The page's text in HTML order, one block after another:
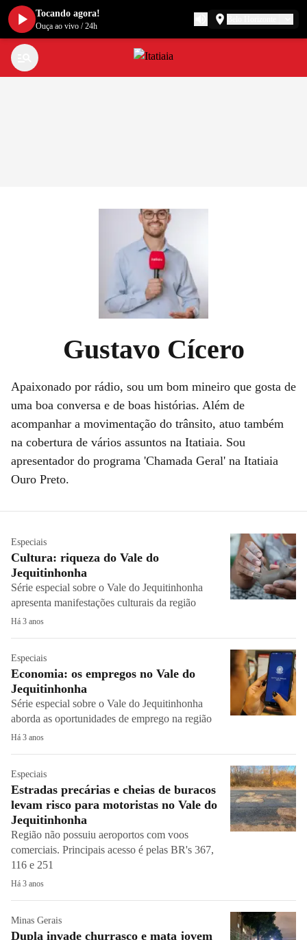
Gustavo Cícero
Apaixonado por rádio, sou um bom mineiro que gosta de
uma boa conversa e de boas histórias. Além de
acompanhar a movimentação do trânsito, atuo também
na cobertura de vários assuntos na Itatiaia. Sou
apresentador do programa 'Chamada Geral' na Itatiaia
Ouro Preto.
Especiais
Cultura: riqueza do Vale do
Jequitinhonha
Série especial sobre o Vale do Jequitinhonha
apresenta manifestações culturais da região
Há 3 anos
Especiais
Economia: os empregos no Vale do
Jequitinhonha
Série especial sobre o Vale do Jequitinhonha
aborda as oportunidades de emprego na região
Há 3 anos
Especiais
Estradas precárias e cheias de buracos
levam risco para motoristas no Vale do
Jequitinhonha
Região não possuiu aeroportos com voos
comerciais. Principais acesso é pelas BR's 367,
116 e 251
Há 3 anos
Minas Gerais
Dupla invade churrasco e mata jovem
Tocando agora!
Ouça ao vivo /24h